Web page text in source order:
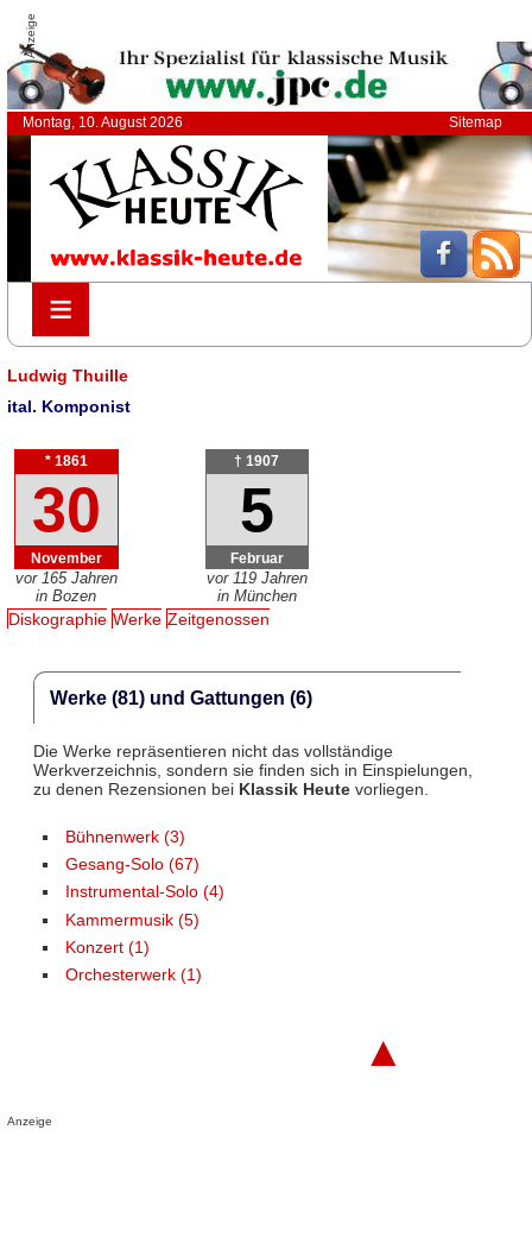
Anzeige
Montag, 10. August 2026 Sitemap
≡
≡
Ludwig Thuille
ital. Komponist
* 1861
30
November
vor 165 Jahren
in Bozen
† 1907
5
Februar
vor 119 Jahren
in München
Diskographie Werke Zeitgenossen
Werke (81) und Gattungen (6)
Die Werke repräsentieren nicht das vollständige
Werkverzeichnis, sondern sie finden sich in Einspielungen,
zu denen Rezensionen bei Klassik Heutevorliegen.
Bühnenwerk (3)
Gesang-Solo (67)
Instrumental-Solo (4)
Kammermusik (5)
Konzert (1)
Orchesterwerk (1)
▲
Anzeige